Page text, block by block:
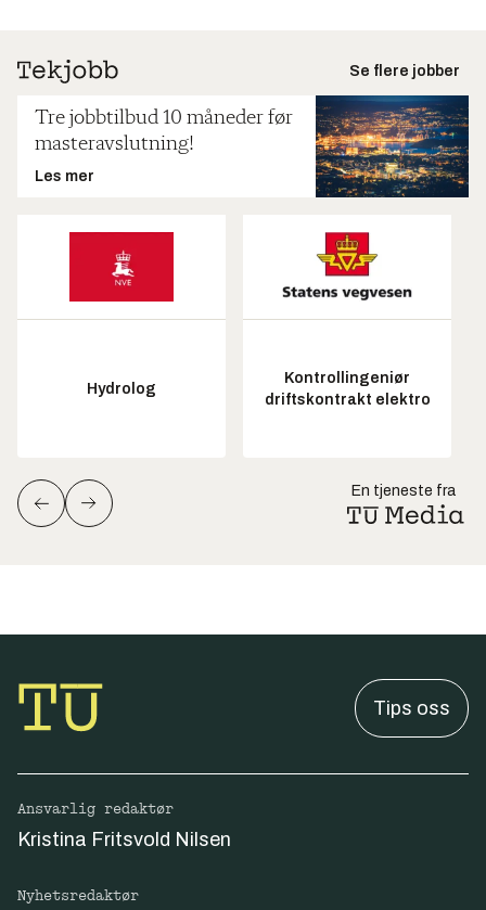
Se flere jobber
Tre jobbtilbud 10 måneder før
masteravslutning!
Les mer
Hydrolog
Kontrollingeniør
driftskontrakt elektro
En tjeneste fra
Tips oss
Ansvarlig redaktør
Kristina Fritsvold Nilsen
Nyhetsredaktør